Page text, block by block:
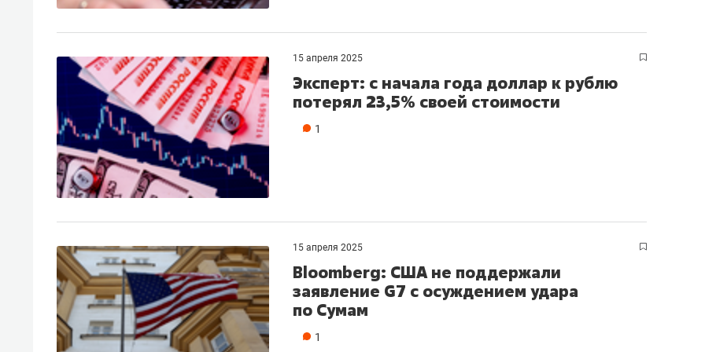
15 апреля 2025
Эксперт: с начала года доллар к рублю
потерял 23,5% своей стоимости
1
15 апреля 2025
Bloomberg: США не поддержали
заявление G7 с осуждением удара
по Сумам
1
спорта